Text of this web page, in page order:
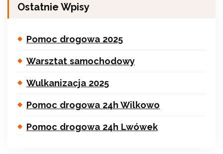
Ostatnie Wpisy
Pomoc drogowa 2025
Warsztat samochodowy
Wulkanizacja 2025
Pomoc drogowa 24h Wilkowo
Pomoc drogowa 24h Lwówek